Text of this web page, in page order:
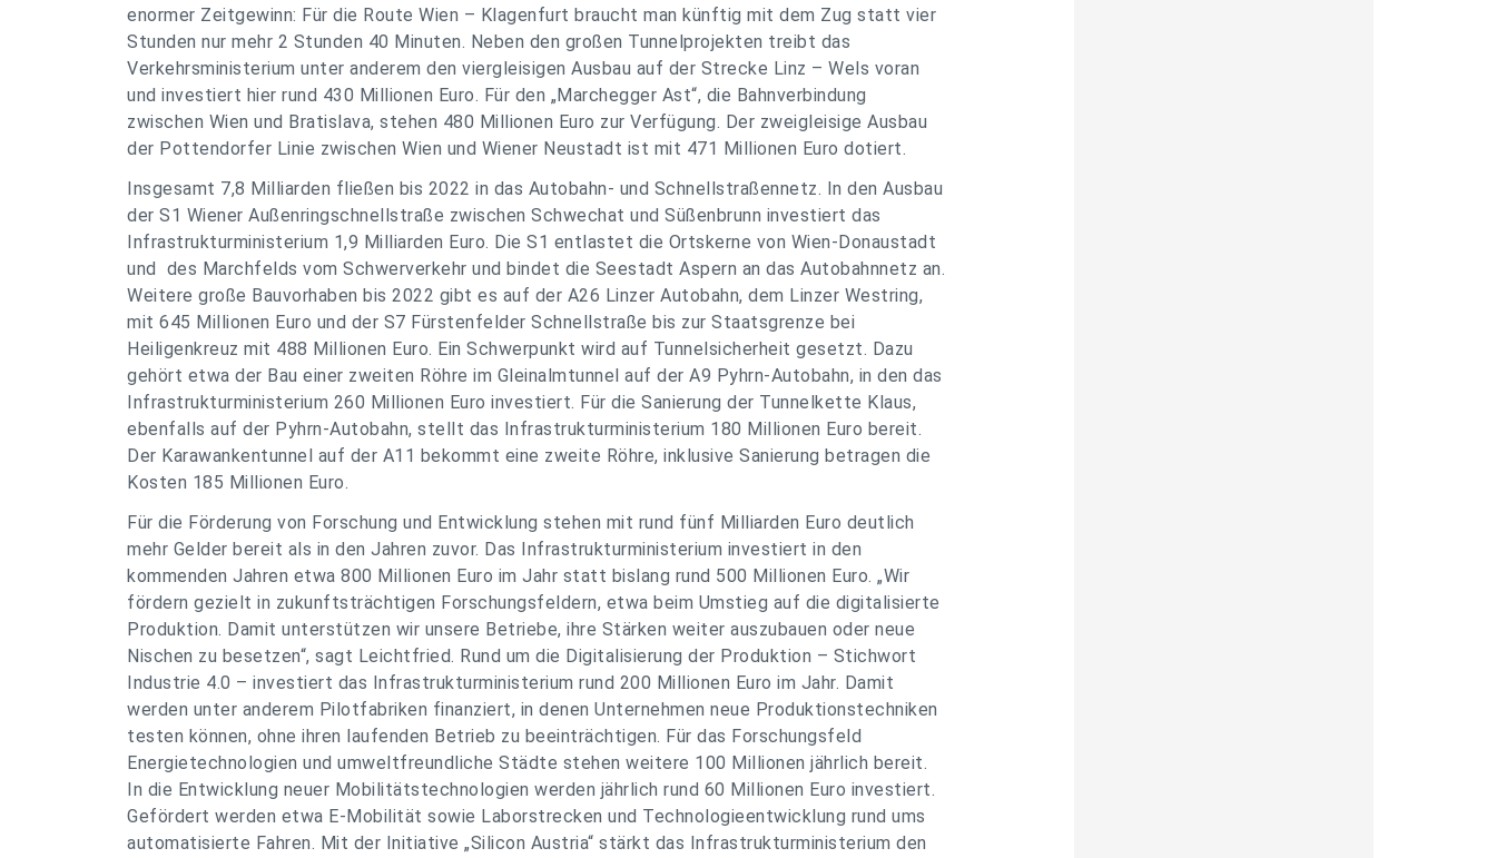
enormer Zeitgewinn: Für die Route Wien – Klagenfurt braucht man künftig mit dem Zug statt vier
Stunden nur mehr 2 Stunden 40 Minuten. Neben den großen Tunnelprojekten treibt das
Verkehrsministerium unter anderem den viergleisigen Ausbau auf der Strecke Linz – Wels voran
und investiert hier rund 430 Millionen Euro. Für den „Marchegger Ast“, die Bahnverbindung
zwischen Wien und Bratislava, stehen 480 Millionen Euro zur Verfügung. Der zweigleisige Ausbau
der Pottendorfer Linie zwischen Wien und Wiener Neustadt ist mit 471 Millionen Euro dotiert.
Insgesamt 7,8 Milliarden fließen bis 2022 in das Autobahn- und Schnellstraßennetz. In den Ausbau
der S1 Wiener Außenringschnellstraße zwischen Schwechat und Süßenbrunn investiert das
Infrastrukturministerium 1,9 Milliarden Euro. Die S1 entlastet die Ortskerne von Wien-Donaustadt
und des Marchfelds vom Schwerverkehr und bindet die Seestadt Aspern an das Autobahnnetz an.
Weitere große Bauvorhaben bis 2022 gibt es auf der A26 Linzer Autobahn, dem Linzer Westring,
mit 645 Millionen Euro und der S7 Fürstenfelder Schnellstraße bis zur Staatsgrenze bei
Heiligenkreuz mit 488 Millionen Euro. Ein Schwerpunkt wird auf Tunnelsicherheit gesetzt. Dazu
gehört etwa der Bau einer zweiten Röhre im Gleinalmtunnel auf der A9 Pyhrn-Autobahn, in den das
Infrastrukturministerium 260 Millionen Euro investiert. Für die Sanierung der Tunnelkette Klaus,
ebenfalls auf der Pyhrn-Autobahn, stellt das Infrastrukturministerium 180 Millionen Euro bereit.
Der Karawankentunnel auf der A11 bekommt eine zweite Röhre, inklusive Sanierung betragen die
Kosten 185 Millionen Euro.
Für die Förderung von Forschung und Entwicklung stehen mit rund fünf Milliarden Euro deutlich
mehr Gelder bereit als in den Jahren zuvor. Das Infrastrukturministerium investiert in den
kommenden Jahren etwa 800 Millionen Euro im Jahr statt bislang rund 500 Millionen Euro. „Wir
fördern gezielt in zukunftsträchtigen Forschungsfeldern, etwa beim Umstieg auf die digitalisierte
Produktion. Damit unterstützen wir unsere Betriebe, ihre Stärken weiter auszubauen oder neue
Nischen zu besetzen“, sagt Leichtfried. Rund um die Digitalisierung der Produktion – Stichwort
Industrie 4.0 – investiert das Infrastrukturministerium rund 200 Millionen Euro im Jahr. Damit
werden unter anderem Pilotfabriken finanziert, in denen Unternehmen neue Produktionstechniken
testen können, ohne ihren laufenden Betrieb zu beeinträchtigen. Für das Forschungsfeld
Energietechnologien und umweltfreundliche Städte stehen weitere 100 Millionen jährlich bereit.
In die Entwicklung neuer Mobilitätstechnologien werden jährlich rund 60 Millionen Euro investiert.
Gefördert werden etwa E-Mobilität sowie Laborstrecken und Technologieentwicklung rund ums
automatisierte Fahren. Mit der Initiative „Silicon Austria“ stärkt das Infrastrukturministerium den